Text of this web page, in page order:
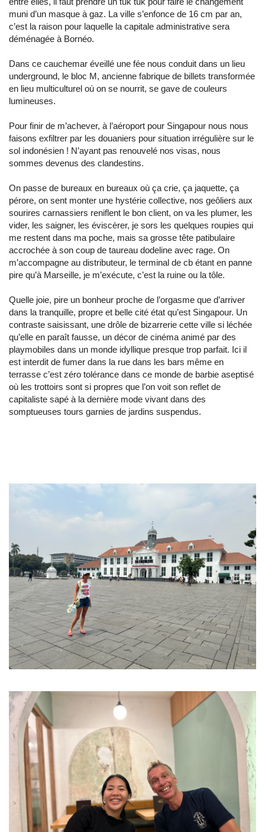
muni d’un masque à gaz. La ville s’enfonce de 16 cm par an,
c’est la raison pour laquelle la capitale administrative sera
déménagée à Bornéo.
Dans ce cauchemar éveillé une fée nous conduit dans un lieu
underground, le bloc M, ancienne fabrique de billets transformée
en lieu multiculturel où on se nourrit, se gave de couleurs
lumineuses.
Pour finir de m’achever, à l’aéroport pour Singapour nous nous
faisons exfiltrer par les douaniers pour situation irrégulière sur le
sol indonésien ! N’ayant pas renouvelé nos visas, nous
sommes devenus des clandestins.
On passe de bureaux en bureaux où ça crie, ça jaquette, ça
pérore, on sent monter une hystérie collective, nos geôliers aux
sourires carnassiers reniflent le bon client, on va les plumer, les
vider, les saigner, les éviscèrer, je sors les quelques roupies qui
me restent dans ma poche, mais sa grosse tête patibulaire
accrochée à son coup de taureau dodeline avec rage. On
m’accompagne au distributeur, le terminal de cb étant en panne
pire qu’à Marseille, je m’exécute, c’est la ruine ou la tôle.
Quelle joie, pire un bonheur proche de l’orgasme que d’arriver
dans la tranquille, propre et belle cité état qu’est Singapour. Un
contraste saisissant, une drôle de bizarrerie cette ville si léchée
qu’elle en paraît fausse, un décor de cinéma animé par des
playmobiles dans un monde idyllique presque trop parfait. Ici il
est interdit de fumer dans la rue dans les bars même en
terrasse c’est zéro tolérance dans ce monde de barbie aseptisé
où les trottoirs sont si propres que l’on voit son reflet de
capitaliste sapé à la dernière mode vivant dans des
somptueuses tours garnies de jardins suspendus.